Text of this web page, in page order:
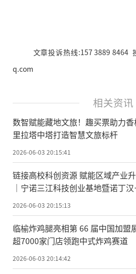
文章投诉热线:157 3889 8464
q.com
相关资讯
数智赋能藏地文旅！趣买票助力
里拉塔中塔打造智慧文旅标杆
2026-06-03 20:15:41
链接高校科创资源 赋能区域产业
｜宁诺三江科技创业基地暨诺丁汉
学校友会落地半岛 1919
2026-06-03 20:15:13
临榆炸鸡腿亮相第 66 届中国加盟
超7000家门店领跑中式炸鸡赛道
2026-06-03 20:14:42